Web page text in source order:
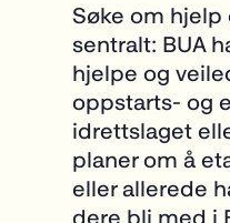
Søke om hjelp
sentralt: BUA
hjelpe og
oppstarts- og
idrettslaget
planer om å
eller allerede
dere bli med i